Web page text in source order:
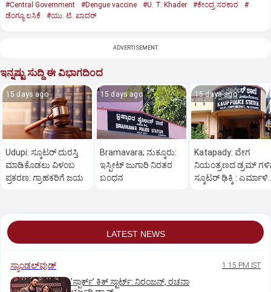
#Central Government #Dengue vaccine #U. T. Khader #ಕೇಂದ್ರ ಸರಕಾರ
#
ಡೆಂಗ್ಯೂ ಲಸಿಕೆ
#ಯು. ಟಿ. ಖಾದರ್‌
ADVERTISEMENT
ಇನ್ನಷ್ಟು ಸುದ್ದಿ ಈ ವಿಭಾಗದಿಂದ
15 days ago
Udupi: ಸ್ಕೂಟರ್‌ ದುರಸ್ತಿ
ಮಾಡಿಕೊಡಲು ವಿಳಂಬ
ಪ್ರಕರಣ: ಗ್ರಾಹಕರಿಗೆ ಜಯ
15 days ago
Bramavara; ನುಕ್ಕೂರು:
ಇಸ್ಪೀಟ್ ಜುಗಾರಿ ನಿರತರ
ಬಂಧನ
15 days ago
Katapady: ವೇಗ
ನಿಯಂತ್ರಣದ ಡ್ರಮ್
ಸ್ಕೂಟರ್ ಢಿಕ್ಕಿ :
LATEST NEWS
ಸ್ಯಾಂಡಲ್‌ವುಡ್‌ 1:15 PM IST
ʼಸ್ಪಾರ್ಕ್ʼ ಕಿಕ್‌ ಸ್ಟಾರ್ಟ್‌: ನಿರಂಜನ್‌, ರಚನಾ